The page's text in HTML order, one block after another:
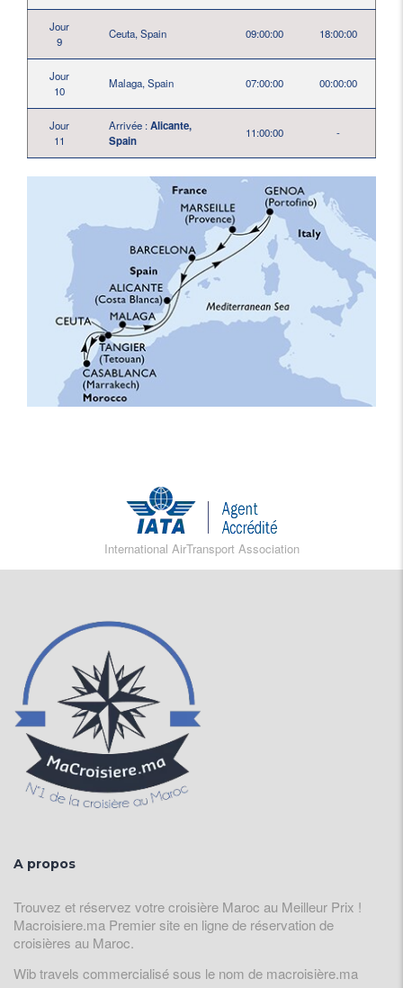
Jour
9
Ceuta, Spain 09:00:00 18:00:00
Jour
10
Malaga, Spain 07:00:00 00:00:00
Jour
11
Arrivée :Alicante,
Spain
11:00:00 -
International AirTransport Association
A propos
Trouvez et réservez votre croisière Maroc au Meilleur Prix !
Macroisiere.ma Premier site en ligne de réservation de
croisières au Maroc.
Wib travels commercialisé sous le nom de macroisière.ma